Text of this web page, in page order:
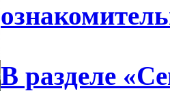
В разделе